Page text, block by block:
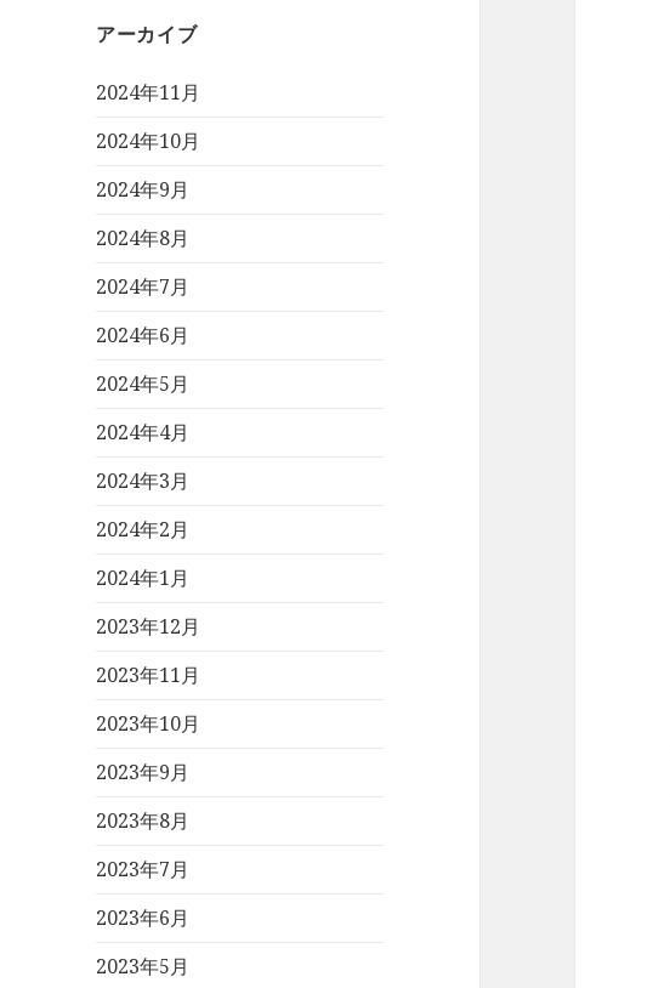
アーカイブ
2024年11月
2024年10月
2024年9月
2024年8月
2024年7月
2024年6月
2024年5月
2024年4月
2024年3月
2024年2月
2024年1月
2023年12月
2023年11月
2023年10月
2023年9月
2023年8月
2023年7月
2023年6月
2023年5月